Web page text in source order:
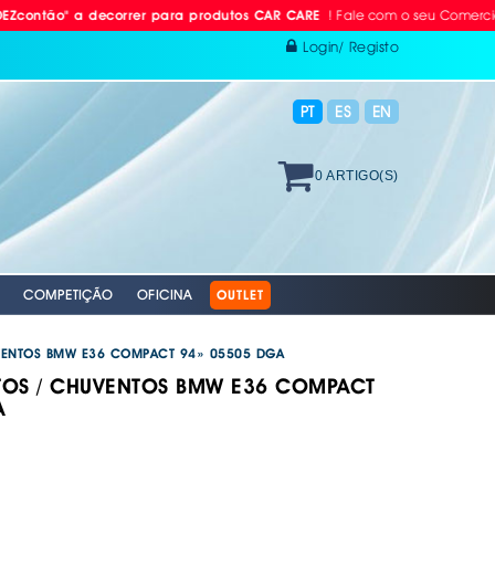
a decorrer para produtos CAR CARE! Fale com o seu Comercial ou
Login/ Registo
PT ES EN
0 ARTIGO(S)
&
COMPETIÇÃO OFICINA
TPMS
OUTLET
EBC
DISCOS EBC
EBC
BMW E36 COMPACT 94» 05505 DGA
/ CHUVENTOS BMW E36 COMPACT